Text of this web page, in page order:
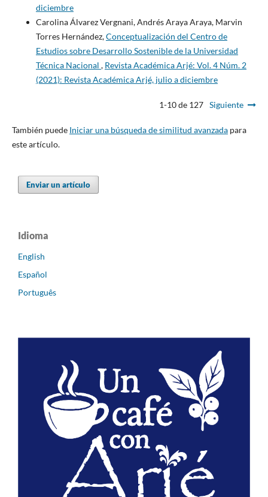
diciembre
Carolina Álvarez Vergnani, Andrés Araya Araya, Marvin
Torres Hernández,Conceptualización del Centro de
Estudios sobre Desarrollo Sostenible de la Universidad
Técnica Nacional , Revista Académica Arjé: Vol. 4 Núm. 2
(2021): Revista Académica Arjé, julio a diciembre
1-10 de 127 Siguiente
También puede Iniciar una búsqueda de similitud avanzadapara
este artículo.
Enviar un artículo
Idioma
English
Español
Português